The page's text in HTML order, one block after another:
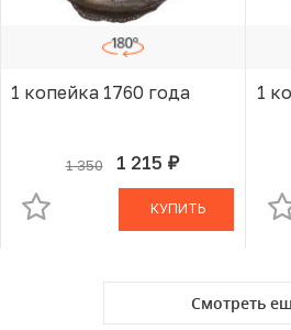
1 копейка 1760 года
1 350 1 215 руб.
В КОРЗИНЕ
КУПИТЬ
1
Смотреть